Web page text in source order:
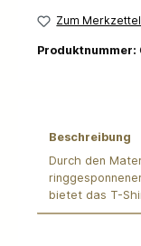
Zum
Produktnummer:
Beschreibung
Durch den
bietet das T-